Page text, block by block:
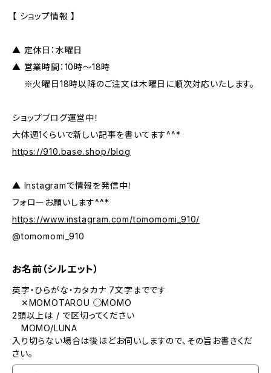
【 ショップ情報 】
▲ 定休日：水曜日
▲ 営業時間：10時～18時
※火曜日18時以降のご注文は木曜日に順次対応いたします。
ショップブログ運営中！
大体週1くらいで新しい記事を書いてます^^*
https://910.base.shop/blog
▲ Instagramで情報を発信中！
フォローお願いします^^*
https://www.instagram.com/tomomomi_910/
@tomomomi_910
お名前（シルエット）
英字・ひらがな・カタカナ 7文字までです
✕MOMOTAROU ◯MOMO
2頭以上は / で区切ってください
MOMO/LUNA
入り切らない場合は後ほどお伺いしますので、その旨お書きくだ
さい。